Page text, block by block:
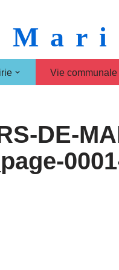
Vie communale
DE-